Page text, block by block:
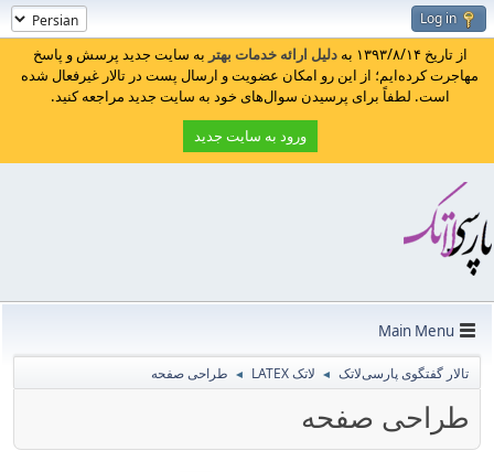
Log in
از تاریخ ۱۳۹۳/۸/۱۴ به دلیل ارائه خدمات بهتر به سایت جدید پرسش و پاسخ
مهاجرت کرده‌ایم؛ از این رو امکان عضویت و ارسال پست در تالار غیرفعال شده
است. لطفاً برای پرسیدن سوال‌های خود به سایت جدید مراجعه کنید.
ورود به سایت جدید
Main Menu
تالار گفتگوی پارسی‌لاتک ◄ لاتک LATEX ◄ طراحی صفحه
طراحی صفحه